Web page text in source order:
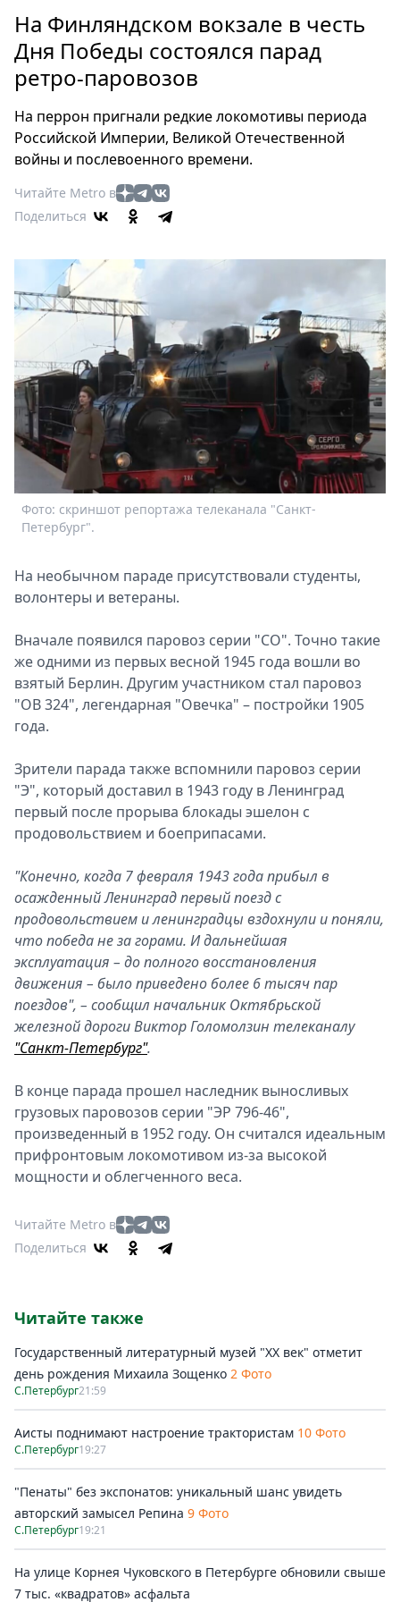
Россия
Мир
Здоровье
Туризм
Мода
Кино
Афиша
Выставки
Пресс-
релизы
О
Metro
Стримы
Спецпроекты
Звезды
Выборы
2026
Скачай
Metro
На Финляндском вокзале в честь
Дня Победы состоялся парад
ретро-паровозов
На перрон пригнали редкие локомотивы периода
Российской Империи, Великой Отечественной
войны и послевоенного времени.
Читайте Metro в
Поделиться
Фото: скриншот репортажа телеканала "Санкт-
Петербург".
На необычном параде присутствовали студенты,
волонтеры и ветераны.
Вначале появился паровоз серии "СО". Точно такие
же одними из первых весной 1945 года вошли во
взятый Берлин. Другим участником стал паровоз
"ОВ 324", легендарная "Овечка" – постройки 1905
года.
Зрители парада также вспомнили паровоз серии
"Э", который доставил в 1943 году в Ленинград
первый после прорыва блокады эшелон с
продовольствием и боеприпасами.
"Конечно, когда 7 февраля 1943 года прибыл в
осажденный Ленинград первый поезд с
продовольствием и ленинградцы вздохнули и поняли,
что победа не за горами. И дальнейшая
эксплуатация – до полного восстановления
движения – было приведено более 6 тысяч пар
поездов", – сообщил начальник Октябрьской
железной дороги Виктор Голомолзин телеканалу
"Санкт-Петербург".
В конце парада прошел наследник выносливых
грузовых паровозов серии "ЭР 796-46",
произведенный в 1952 году. Он считался идеальным
прифронтовым локомотивом из-за высокой
мощности и облегченного веса.
Читайте Metro в
Поделиться
Читайте также
Государственный литературный музей "ХХ век" отметит
день рождения Михаила Зощенко 2 Фото
С.Петербург21:59
Аисты поднимают настроение трактористам 10 Фото
С.Петербург19:27
"Пенаты" без экспонатов: уникальный шанс увидеть
авторский замысел Репина 9 Фото
С.Петербург19:21
На улице Корнея Чуковского в Петербурге обновили свыше
7 тыс. «квадратов» асфальта